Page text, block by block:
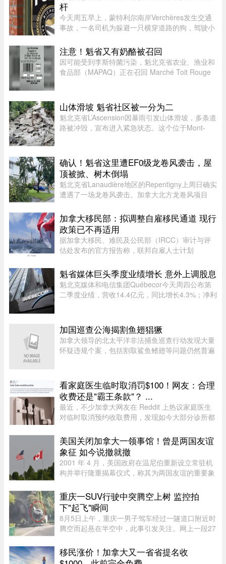
服务员薪酬为每个「薪酬工时 ...
杆
今天周五早上，蒙特利尔南岸Verchères发生交通
事故，一名司机为躲避一只横穿道路的狗，驾驶小
故发生在上午7点左右，受影响路段位于Saint-
Alexandre街与Calixa-Lavallé ...
注意！魁省又有奶酪被召回
因可能受到李斯特菌污染，魁北克省农业、渔业和
食品部（MAPAQ）正在召回 Marché Toit Rouge
年 7 月 6 日至 16 ...
山体滑坡 魁省社区被一分为二
魁北克省L’Ascension因暴雨引发山体滑坡，多条道
路被冲毁，宣布进入紧急状态。这个位于Mont-
至周一下午，降雨量超过1 ...
确认！魁省这里遭EF0级龙卷风袭击，屋
顶被掀、树木倒塌
魁北克省Lanaudière地区的Repentigny上周日确实
遭遇了一场龙卷风袭击。加拿大北方龙卷风项目
认，当天形成的是一场EF0级龙卷风。报告指出，
这场龙卷风是在一个弱超级单体 ...
加拿大移民部：拟调整自雇移民通道 现行
政策已不再适用
据加拿大移民、难民及公民部（IRCC）审计与评
估处发布的官方报告称，联邦自雇人士计划
处理周期的困扰，主要原因是该计划“项目目标不
明确，资格标准过于宽泛”。SEPP 是 ...
魁省媒体巨头季度业绩增长 意外上调股息
魁北克媒体和电信集团Québecor今天周四公布第
二季度业绩，营收14.4亿元，同比增长4.3%；净利
4%至12.3亿元，过去一年新增2 ...
加国巡查公海揭割鱼翅猖獗
加拿大领导的北太平洋非法捕鱼巡查行动发现大量
怀疑违规个案，包括割取鲨鱼鳍翅等问题仍然普遍
可能违规个案；去年则在检 ...
看家庭医生临时取消罚$100！网友：合理
收费还是"霸王条款"？ ...
最近，不少加拿大网友在 Reddit 上热议家庭医生
对临时取消预约收取费用，发现如今大部分诊所都
$60至$100之间。多名网友表示，这类收费政策其
实已经实行十年以上，$60 ...
美国关闭加拿大一领事馆！曾是两国友谊
象征 如今说撤就撤
2001 年 4 月，美国政府在温尼伯重新设立常驻机
构并举行隆重揭幕仪式，称其为两国友谊的重要象
曼省省长 Gary Doer 一同出席仪式。Giffin 表
示：“这不仅体现了美国政 ...
重庆一SUV行驶中突腾空上树 监控拍
下"起飞"瞬间
8月5日上午，重庆一男子驾车经过一隧道口附近时
腾空而起悬在半空中，此事引发关注。网上一段27
道，其前方右边是一处转弯，前端左侧是一个隧道
口，当车驶至该隧道口附近时 ...
移民涨价！加拿大又一省省提名收